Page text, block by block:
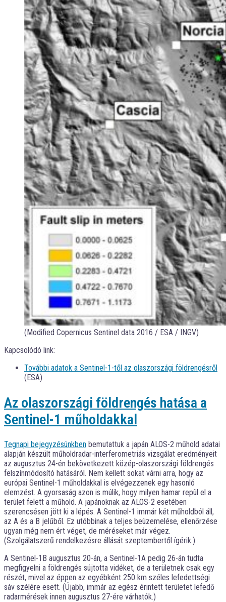
(Modified Copernicus Sentinel data 2016 / ESA / INGV)
Kapcsolódó link:
További adatok a Sentinel-1-től az olaszországi földrengésről
(ESA)
Az olaszországi földrengés hatása a
Sentinel-1 műholdakkal
Tegnapi bejegyzésünkben bemutattuk a japán ALOS-2 műhold adatai
alapján készült műholdradar-interferometriás vizsgálat eredményeit
az augusztus 24-én bekövetkezett közép-olaszországi földrengés
felszínmódosító hatásáról. Nem kellett sokat várni arra, hogy az
európai Sentinel-1 műholdakkal is elvégezzenek egy hasonló
elemzést. A gyorsaság azon is múlik, hogy milyen hamar repül el a
terület felett a műhold. A japánoknak az ALOS-2 esetében
szerencsésen jött ki a lépés. A Sentinel-1 immár két műholdból áll,
az A és a B jelűből. Ez utóbbinak a teljes beüzemelése, ellenőrzése
ugyan még nem ért véget, de méréseket már végez.
(Szolgálatszerű rendelkezésre állását szeptembertől ígérik.)
A Sentinel-1B augusztus 20-án, a Sentinel-1A pedig 26-án tudta
megfigyelni a földrengés sújtotta vidéket, de a területnek csak egy
részét, mivel az éppen az egyébként 250 km széles lefedettségi
sáv szélére esett. (Újabb, immár az egész érintett területet lefedő
radarmérések innen augusztus 27-ére várhatók.)